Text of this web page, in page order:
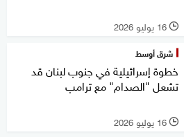
l 16 يوليو 2026
شرق أوسط
خطوة إسرائيلية في جنوب لبنان قد
تشعل "الصدام" مع ترامب
l 16 يوليو 2026